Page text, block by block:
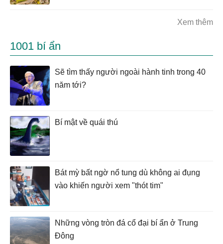
Xem thêm
1001 bí ẩn
Sẽ tìm thấy người ngoài hành tinh trong 40
năm tới?
Bí mật về quái thú
Bát mỳ bất ngờ nổ tung dù không ai đụng
vào khiến người xem "thót tim"
Những vòng tròn đá cổ đại bí ẩn ở Trung
Đông